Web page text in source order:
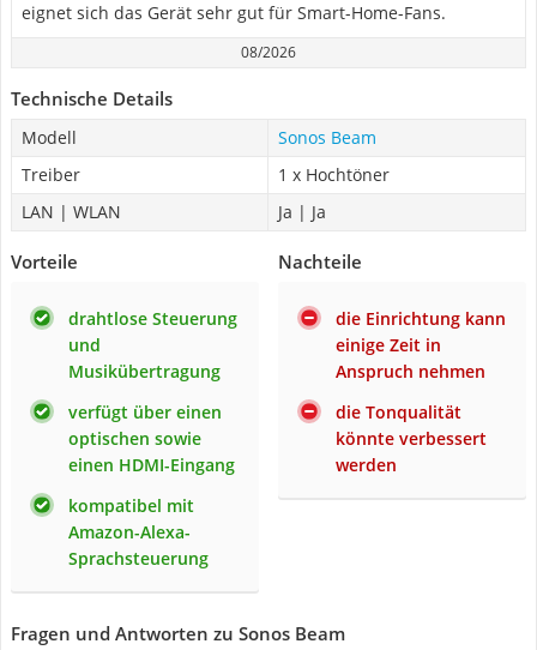
eignet sich das Gerät sehr gut für Smart-Home-Fans.
08/2026
Technische Details
Modell
Sonos Beam
Treiber
1 x Hochtöner
LAN | WLAN
Ja | Ja
Vorteile
drahtlose Steuerung
und
Musikübertragung
verfügt über einen
optischen sowie
einen HDMI-Eingang
kompatibel mit
Amazon-Alexa-
Sprachsteuerung
Nachteile
die Einrichtung kann
einige Zeit in
Anspruch nehmen
die Tonqualität
könnte verbessert
werden
Fragen und Antworten zu Sonos Beam